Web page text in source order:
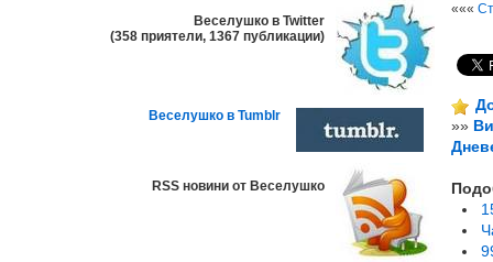
«««
»»
Веселушко в Twitter
(358 приятели, 1367 публикации)
Веселушко в Tumblr
RSS новини от Веселушко